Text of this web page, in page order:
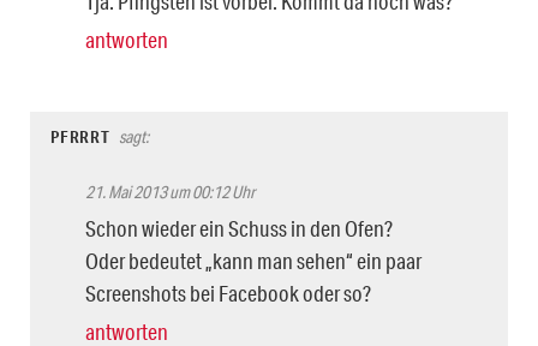
antworten
PFRRRT sagt:
21. Mai 2013 um 00:12 Uhr
Schon wieder ein Schuss in den Ofen?
Oder bedeutet „kann man sehen“ ein paar
Screenshots bei Facebook oder so?
antworten